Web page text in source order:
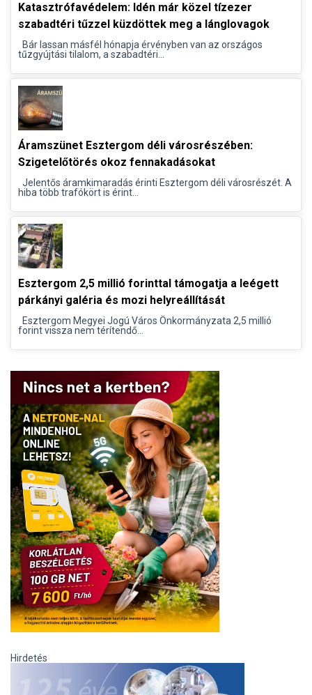
Katasztrófavédelem: Idén már közel tízezer
szabadtéri tűzzel küzdöttek meg a lánglovagok
Bár lassan másfél hónapja érvényben van az országos
tűzgyújtási tilalom, a szabadtéri...
Áramszünet Esztergom déli városrészében:
Szigetelőtörés okoz fennakadásokat
Jelentős áramkimaradás érinti Esztergom déli városrészét. A
hiba több trafókört is érint...
Esztergom 2,5 millió forinttal támogatja a leégett
párkányi galéria és mozi helyreállítását
Esztergom Megyei Jogú Város Önkormányzata 2,5 millió
forint vissza nem térítendő...
Hirdetés